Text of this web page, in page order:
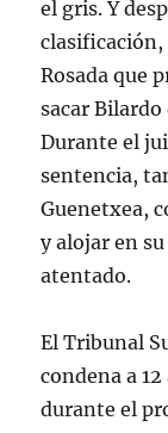
el gris. Y
clasificación,
Rosada que
sacar
Durante el
sentencia,
Guenetxea,
y alojar en
atentado.
El Tribunal
condena a
durante el